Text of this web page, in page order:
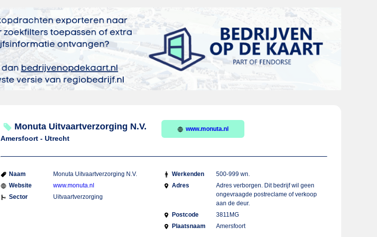
Monuta Uitvaartverzorging N.V.
Amersfoort - Utrecht
www.monuta.nl
Naam
Monuta Uitvaartverzorging N.V.
Website
www.monuta.nl
Sector
Uitvaartverzorging
Werkenden
500-999 wn.
Adres
Adres verborgen. Dit bedrijf wil geen
ongevraagde postreclame of verkoop
aan de deur.
Postcode
3811MG
Plaatsnaam
Amersfoort